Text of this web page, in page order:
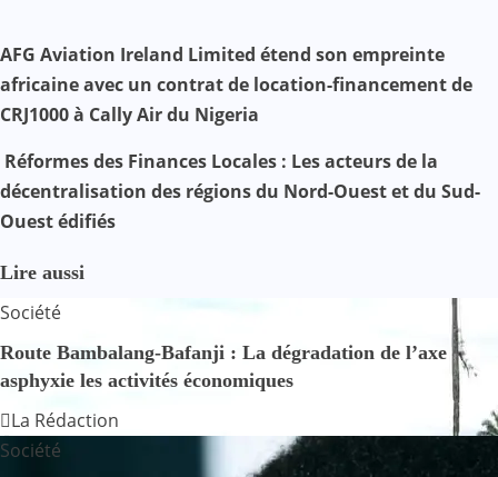
Mail
N
a
i
g
a
t
i
o
n
AFG Aviation Ireland Limited étend son empreinte
africaine avec un contrat de location-financement de
CRJ1000 à Cally Air du Nigeria
Réformes des Finances Locales : Les acteurs de la
décentralisation des régions du Nord-Ouest et du Sud-
Ouest édifiés
Lire aussi
Société
Route Bambalang-Bafanji : La dégradation de l’axe
asphyxie les activités économiques
La Rédaction
Société